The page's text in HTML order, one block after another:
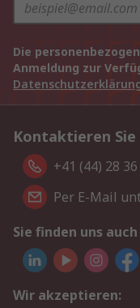
Die
Anmeldung zur
Kontaktieren Sie
+41 (44) 28
Per E-Mail
Sie finden uns
Wir akzeptieren: